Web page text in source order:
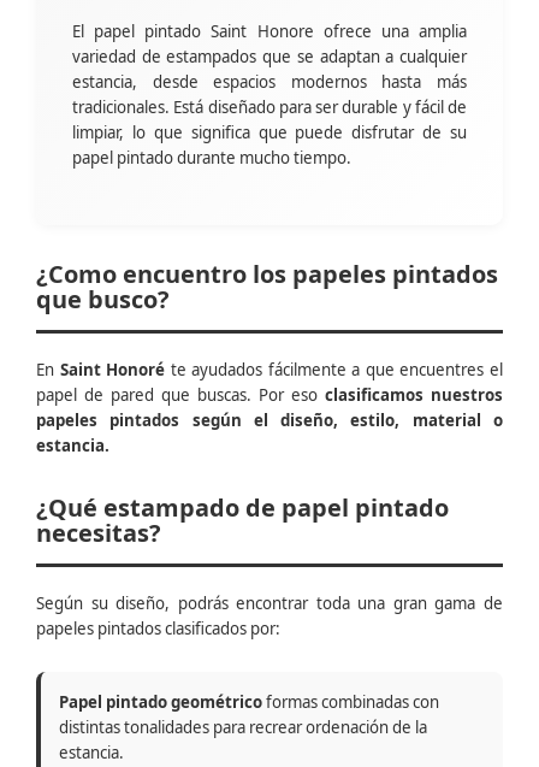
El papel pintado Saint Honore ofrece una amplia
variedad de estampados que se adaptan a cualquier
estancia, desde espacios modernos hasta más
tradicionales. Está diseñado para ser durable y fácil de
limpiar, lo que significa que puede disfrutar de su
papel pintado durante mucho tiempo.
¿Como encuentro los papeles pintados
que busco?
En Saint Honoré te ayudados fácilmente a que encuentres el
papel de pared que buscas. Por eso clasificamos nuestros
papeles pintados según el diseño, estilo, material o
estancia.
¿Qué estampado de papel pintado
necesitas?
Según su diseño, podrás encontrar toda una gran gama de
papeles pintados clasificados por:
Papel pintado geométricoformas combinadas con
distintas tonalidades para recrear ordenación de la
estancia.